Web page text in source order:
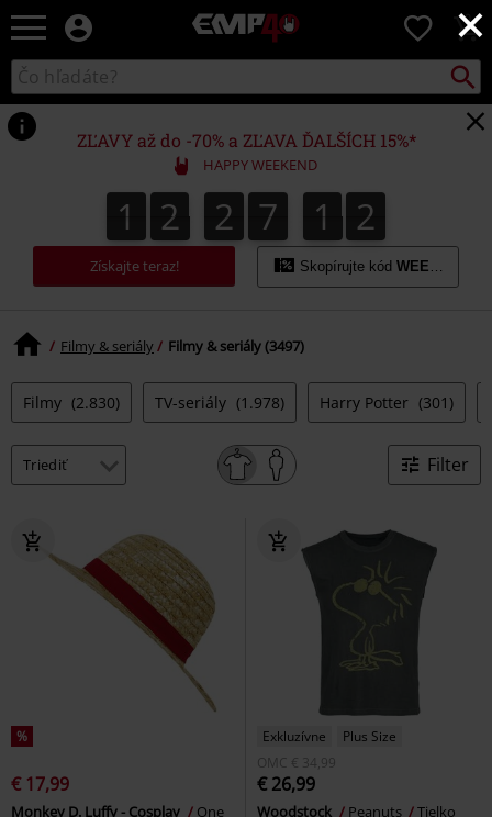
×
EMP
Hudba,
filmy
&
seriály,
Merch
pre
hráčov,
Alternatívna
móda
0
Katalóg
vyhľadávania
ZĽAVY až do -70% a ZĽAVA ĎALŠÍCH 15%*
HAPPY WEEKEND
1
1 2
2 2
2 7
7 1
1 0
1
0
2
1
Získajte teraz! Skopírujte kód WEEKEND
Filmy & seriály Filmy & seriály (3497)
Filmy (2.830) TV-seriály (1.978) Harry Potter (301)
Filter
%
€ 17,99
Monkey D. Luffy - Cosplay
One
Exkluzívne
Plus Size
OMC € 34,99
€ 26,99
Woodstock Peanuts Tielko